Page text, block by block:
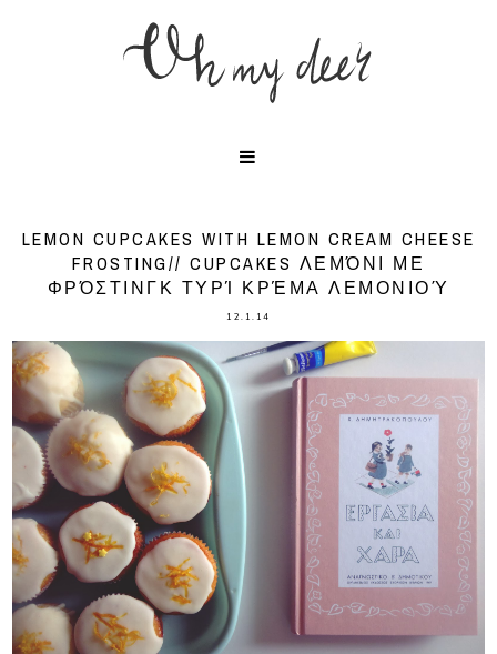
LEMON CUPCAKES WITH LEMON CREAM CHEESE
FROSTING// CUPCAKES ΛΕΜΌΝΙ ΜΕ
ΦΡΌΣΤΙΝΓΚ ΤΥΡΊ ΚΡΈΜΑ ΛΕΜΟΝΙΟΎ
12.1.14